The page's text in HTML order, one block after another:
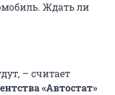
Ждать ли
– считает
«Автостат»